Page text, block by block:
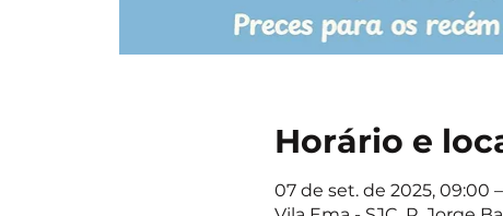
Horário e
07 de set. de 2025, 09:00